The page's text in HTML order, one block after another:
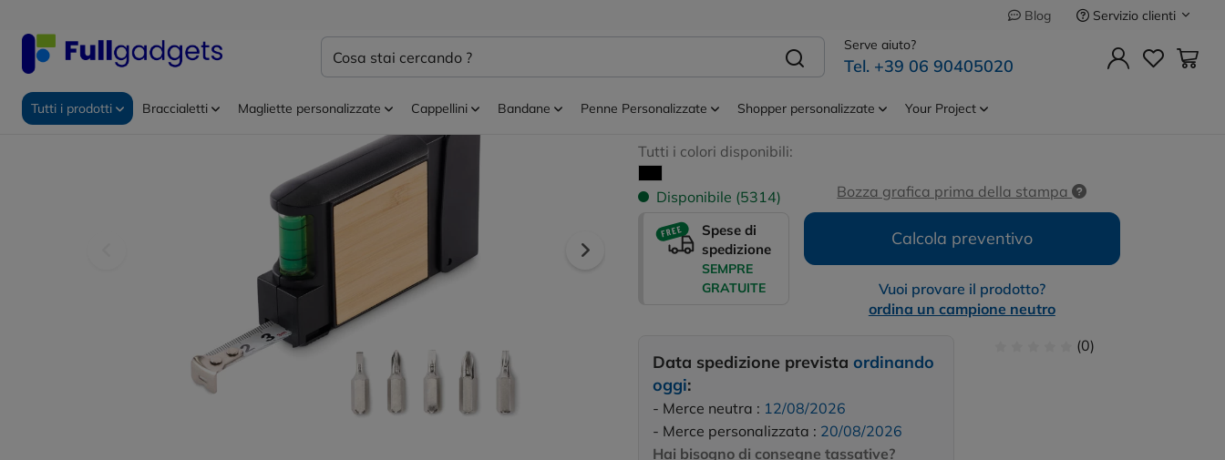
Blog
Servizio clienti
Serve aiuto?
Tel. +39 06 90405020
Tutti i prodotti Braccialetti Magliette personalizzate Cappellini Bandane Penne Personalizzate Shopper personalizzate Your Project
Precedente Successivo
CINTA - Metro retrattile
multifunzione
MO2533
Tutti i colori disponibili:
Disponibile (5314)
Spese di
spedizione
SEMPRE
GRATUITE
Bozza grafica prima della stampa
Calcola preventivo
Vuoi provare il prodotto?
ordina un campione neutro
Data spedizione prevista ordinando
oggi:
- Merce neutra : 12/08/2026
- Merce personalizzata : 20/08/2026
Hai bisogno di consegne tassative?
(0)